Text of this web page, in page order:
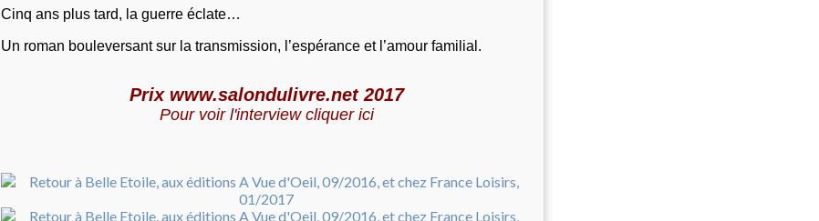
Cinq ans plus tard, la guerre éclate…
Un roman bouleversant sur la transmission, l’espérance et l’amour familial.
Prix www.salondulivre.net 2017
Pour voir l'interview cliquer ici